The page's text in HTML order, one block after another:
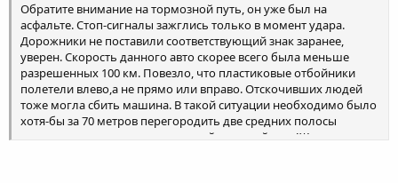
Обратите внимание на тормозной путь, он уже был на
асфальте. Стоп-сигналы зажглись только в момент удара.
Дорожники не поставили соответствующий знак заранее,
уверен. Скорость данного авто скорее всего была меньше
разрешенных 100 км. Повезло, что пластиковые отбойники
полетели влево,а не прямо или вправо. Отскочивших людей
тоже могла сбить машина. В такой ситуации необходимо было
хотя-бы за 70 метров перегородить две средних полосы
движения+ поставить мерцающий световой знак!Жаль,если